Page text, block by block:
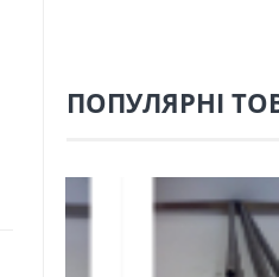
ПОПУЛЯРНІ